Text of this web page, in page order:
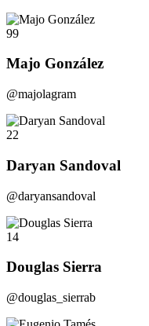
99
Majo González
@majolagram
22
Daryan Sandoval
@daryansandoval
14
Douglas Sierra
@douglas_sierrab